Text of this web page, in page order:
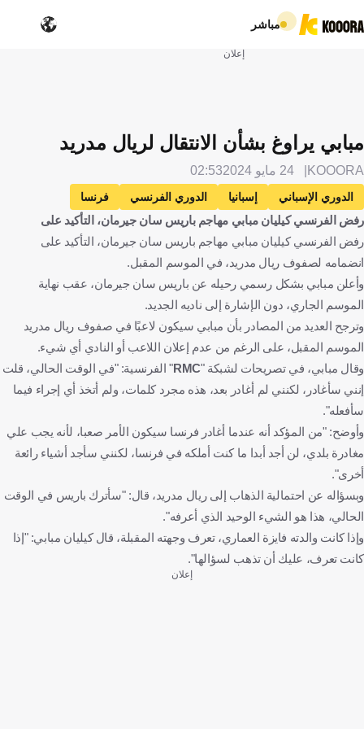
مباشر
إعلان
مبابي يراوغ بشأن الانتقال لريال مدريد
KOOORA 24 مايو 2024 02:53
الدوري الإسباني إسبانيا الدوري الفرنسي
فرنسا
ريال مدريد
باريس سان جيرمان
كيليان مبابي
كرة قدم
رفض الفرنسي كيليان مبابي مهاجم باريس سان جيرمان، التأكيد على
رفض الفرنسي كيليان مبابي مهاجم باريس سان جيرمان، التأكيد على
انضمامه لصفوف ريال مدريد، في الموسم المقبل.
وأعلن مبابي بشكل رسمي رحيله عن باريس سان جيرمان، عقب نهاية
الموسم الجاري، دون الإشارة إلى ناديه الجديد.
وترجح العديد من المصادر بأن مبابي سيكون لاعبًا في صفوف ريال مدريد
الموسم المقبل، على الرغم من عدم إعلان اللاعب أو النادي أي شيء.
وقال مبابي، في تصريحات لشبكة "RMC" الفرنسية: "في الوقت الحالي، قلت
إنني سأغادر، لكنني لم أغادر بعد، هذه مجرد كلمات، ولم أتخذ أي إجراء فيما
سأفعله".
وأوضح: "من المؤكد أنه عندما أغادر فرنسا سيكون الأمر صعبا، لأنه يجب علي
مغادرة بلدي، لن أجد أبدا ما كنت أملكه في فرنسا، لكنني سأجد أشياء رائعة
أخرى".
وبسؤاله عن احتمالية الذهاب إلى ريال مدريد، قال: "سأترك باريس في الوقت
الحالي، هذا هو الشيء الوحيد الذي أعرفه".
وإذا كانت والدته فايزة العماري، تعرف وجهته المقبلة، قال كيليان مبابي: "إذا
كانت تعرف، عليك أن تذهب لسؤالها".
إعلان